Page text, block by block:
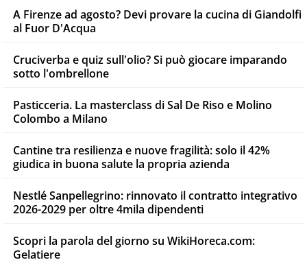
A Firenze ad agosto? Devi provare la cucina di Giandolfi
al Fuor D'Acqua
Cruciverba e quiz sull'olio? Si può giocare imparando
sotto l'ombrellone
Pasticceria. La masterclass di Sal De Riso e Molino
Colombo a Milano
Cantine tra resilienza e nuove fragilità: solo il 42%
giudica in buona salute la propria azienda
Nestlé Sanpellegrino: rinnovato il contratto integrativo
2026-2029 per oltre 4mila dipendenti
Scopri la parola del giorno su WikiHoreca.com:
Gelatiere